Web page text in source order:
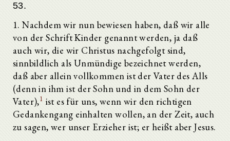
53.
1. Nachdem wir nun bewiesen haben, daß wir alle
von der Schrift Kinder genannt werden, ja daß
auch wir, die wir Christus nachgefolgt sind,
sinnbildlich als Unmündige bezeichnet werden,
daß aber allein vollkommen ist der Vater des Alls
(denn in ihm ist der Sohn und in dem Sohn der
Vater),1 ist es für uns, wenn wir den richtigen
Gedankengang einhalten wollen, an der Zeit, auch
zu sagen, wer unser Erzieher ist; er heißt aber Jesus.